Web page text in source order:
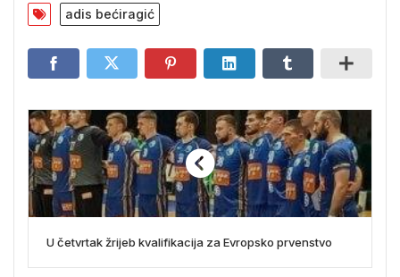
adis bećiragić
U četvrtak žrijeb kvalifikacija za Evropsko prvenstvo